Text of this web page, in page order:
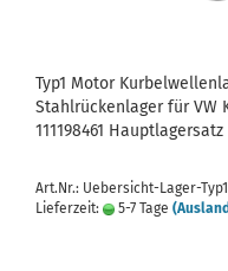
Typ1 Motor
Stahlrückenlager für VW
111198461
Art.Nr.: Uebersicht-Lager-Typ1
Lieferzeit:
5-7 Tage